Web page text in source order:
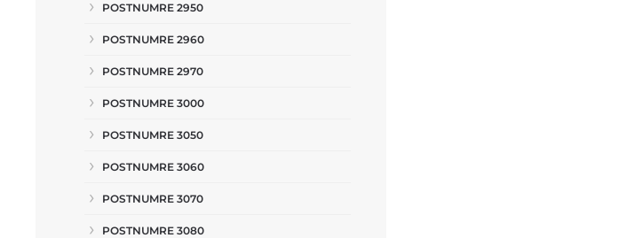
POSTNUMRE 2950
POSTNUMRE 2960
POSTNUMRE 2970
POSTNUMRE 3000
POSTNUMRE 3050
POSTNUMRE 3060
POSTNUMRE 3070
POSTNUMRE 3080